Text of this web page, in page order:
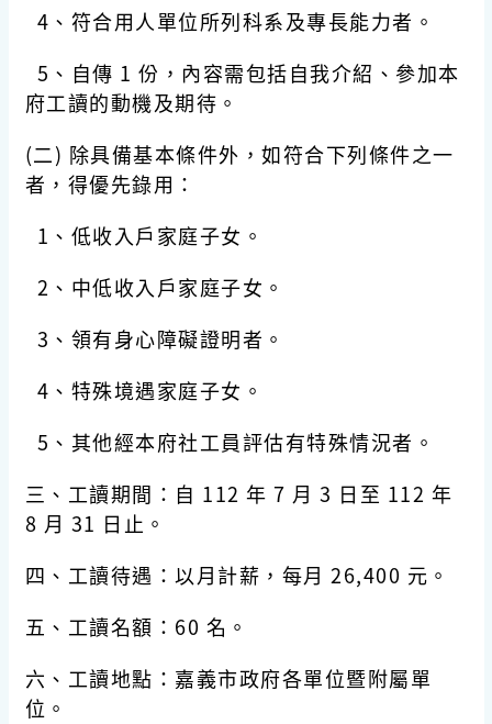
4、符合用人單位所列科系及專長能力者。
5、自傳 1 份，內容需包括自我介紹、參加本
府工讀的動機及期待。
(二) 除具備基本條件外，如符合下列條件之一
者，得優先錄用：
1、低收入戶家庭子女。
2、中低收入戶家庭子女。
3、領有身心障礙證明者。
4、特殊境遇家庭子女。
5、其他經本府社工員評估有特殊情況者。
三、工讀期間：自 112 年 7 月 3 日至 112 年
8 月 31 日止。
四、工讀待遇：以月計薪，每月 26,400 元。
五、工讀名額：60 名。
六、工讀地點：嘉義市政府各單位暨附屬單
位。